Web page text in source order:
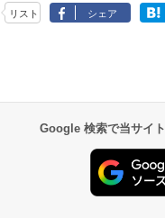
リスト シェア
Google 検索で当サイ